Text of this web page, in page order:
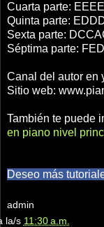
Cuarta parte:
Quinta parte:
Sexta parte:
Séptima parte:
Canal del autor en
Sitio web:
También te puede
en piano nivel
Deseo más
admin
la/s 11:30 a.m.